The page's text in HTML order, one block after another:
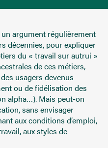
argument régulièrement
décennies, pour expliquer
du « travail sur autrui »
de ces métiers,
usagers devenus
ou de fidélisation des
alpha…). Mais peut-on
sans envisager
aux conditions d’emploi,
aux styles de